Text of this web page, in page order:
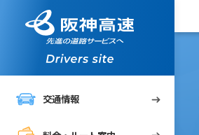
交通情報